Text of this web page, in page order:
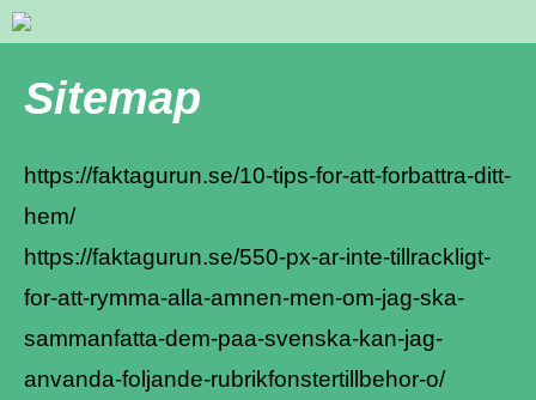
Sitemap
https://faktagurun.se/10-tips-for-att-forbattra-ditt-
hem/
https://faktagurun.se/550-px-ar-inte-tillrackligt-
for-att-rymma-alla-amnen-men-om-jag-ska-
sammanfatta-dem-paa-svenska-kan-jag-
anvanda-foljande-rubrikfonstertillbehor-o/